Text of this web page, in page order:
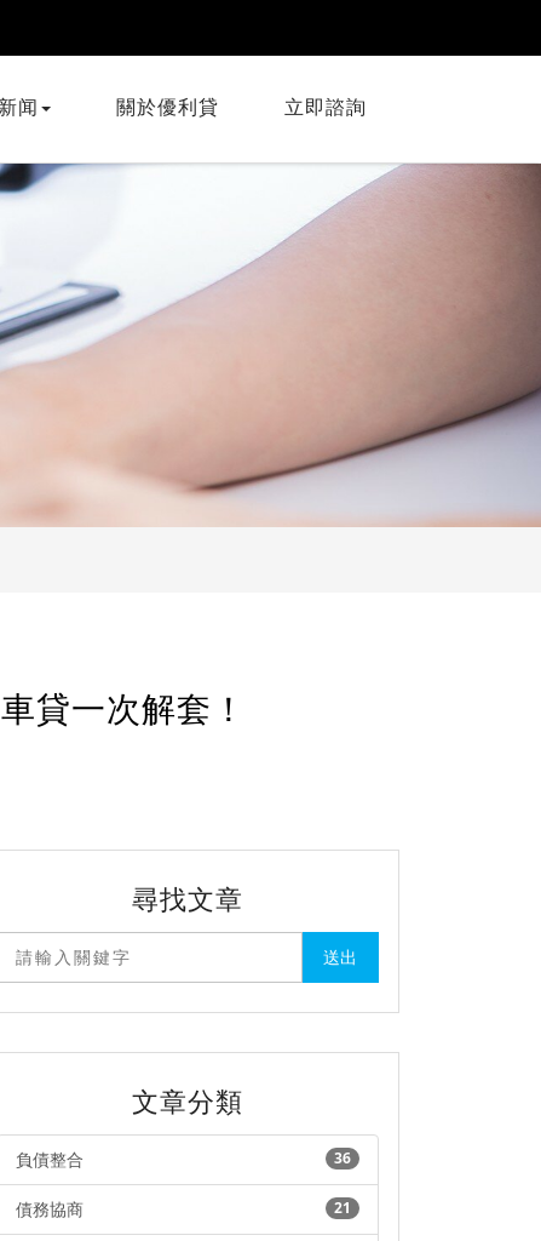
新闻 關於優利貸 立即諮詢
貸一次解套！
尋找文章
文章分類
36
負債整合
21
債務協商